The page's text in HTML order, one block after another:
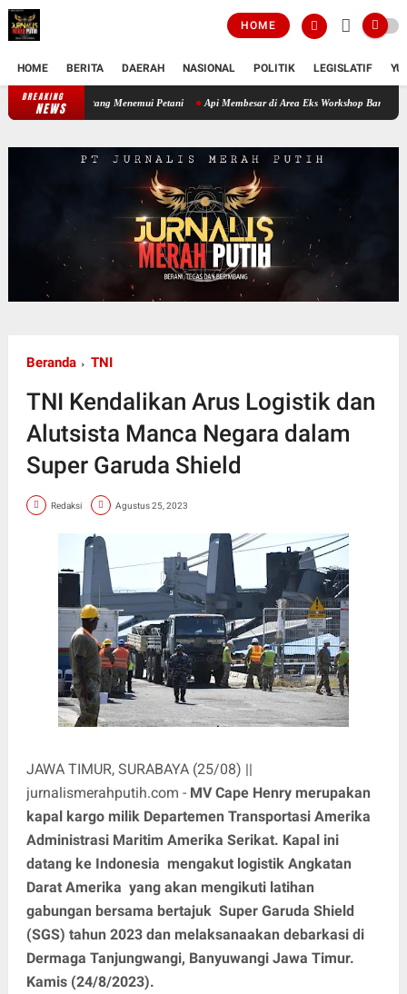
HOME
HOME BERITA DAERAH NASIONAL POLITIK LEGISLATIF
BREAKING
NEWS Melihat Kondisi Sawah di Awal Musim Tanam, Babinsa Datang Menemui
Beranda TNI
TNI Kendalikan Arus Logistik dan
Alutsista Manca Negara dalam
Super Garuda Shield
Redaksi Agustus 25, 2023
JAWA TIMUR, SURABAYA (25/08) ||
jurnalismerahputih.com - MV Cape Henry merupakan
kapal kargo milik Departemen Transportasi Amerika
Administrasi Maritim Amerika Serikat. Kapal ini
datang ke Indonesia mengakut logistik Angkatan
Darat Amerika yang akan mengikuti latihan
gabungan bersama bertajuk Super Garuda Shield
(SGS) tahun 2023 dan melaksanaakan debarkasi di
Dermaga Tanjungwangi, Banyuwangi Jawa Timur.
Kamis (24/8/2023).